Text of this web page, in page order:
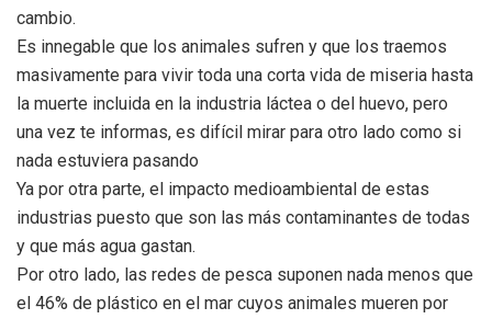
cambio.
Es innegable que los animales sufren y que los traemos
masivamente para vivir toda una corta vida de miseria hasta
la muerte incluida en la industria láctea o del huevo, pero
una vez te informas, es difícil mirar para otro lado como si
nada estuviera pasando
Ya por otra parte, el impacto medioambiental de estas
industrias puesto que son las más contaminantes de todas
y que más agua gastan.
Por otro lado, las redes de pesca suponen nada menos que
el 46% de plástico en el mar cuyos animales mueren por